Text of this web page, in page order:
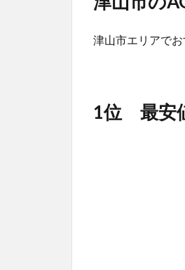
津山市エリアで
1位 最安